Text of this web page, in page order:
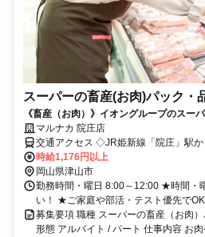
スーパーの畜産(お肉)パック・
《畜産（お肉）》イオングループのスー
暇など制度充実/シフト相談OK！
マルナカ 院庄店
交通アクセス ◇JR姫新線「院庄」駅
ルナカ院庄店」バス停すぐ
時給1,176円以上
岡山県津山市
勤務時間・曜日 8:00～12:00 ★時間・
い！ ★ご家庭や部活・テスト優先でOK
募集要項 職種 スーパーの畜産（お肉
形態 アルバイト / パート 仕事内容 お